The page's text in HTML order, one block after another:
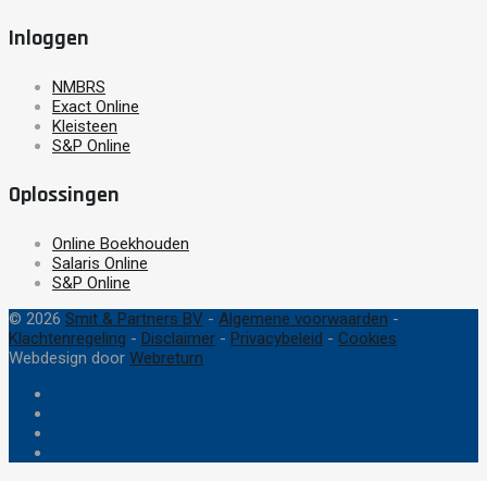
Inloggen
NMBRS
Exact Online
Kleisteen
S&P Online
Oplossingen
Online Boekhouden
Salaris Online
S&P Online
© 2026 Smit & Partners BV - Algemene voorwaarden -
Klachtenregeling - Disclaimer - Privacybeleid - Cookies
Webdesign door Webreturn